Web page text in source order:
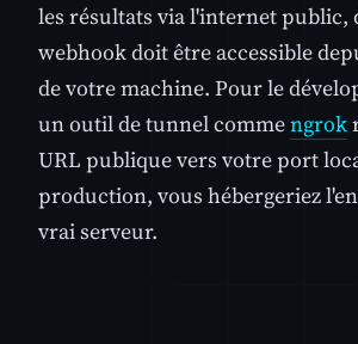
les résultats via l'internet public,
webhook doit être accessible
de votre machine. Pour le
un outil de tunnel commengrok
URL publique vers votre port
production, vous hébergeriez
vrai serveur.